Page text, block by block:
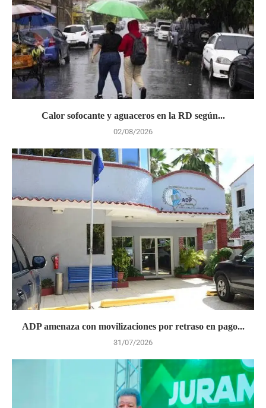
Calor sofocante y aguaceros en la RD según...
02/08/2026
ADP amenaza con movilizaciones por retraso en pago...
31/07/2026